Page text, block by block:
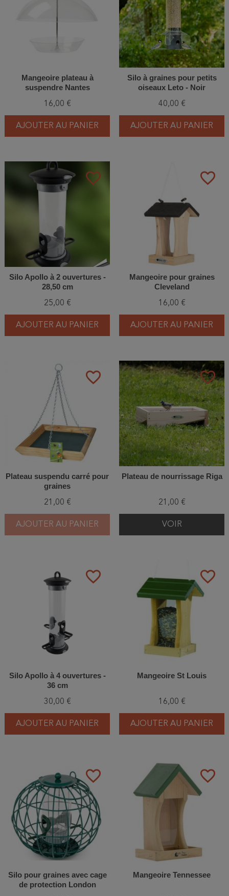
Mangeoire plateau à
suspendre Nantes
16,00 €
AJOUTER AU PANIER
Silo à graines pour petits
oiseaux Leto - Noir
40,00 €
AJOUTER AU PANIER
favorite_border
Silo Apollo à 2 ouvertures -
28,50 cm
25,00 €
AJOUTER AU PANIER
favorite_border
Mangeoire pour graines
Cleveland
16,00 €
AJOUTER AU PANIER
favorite_border
Plateau suspendu carré pour
graines
21,00 €
AJOUTER AU PANIER
favorite_border
Plateau de nourrissage Riga
21,00 €
VOIR
favorite_border
Silo Apollo à 4 ouvertures -
36 cm
30,00 €
AJOUTER AU PANIER
favorite_border
Mangeoire St Louis
16,00 €
AJOUTER AU PANIER
favorite_border
Silo pour graines avec cage
de protection London
favorite_border
Mangeoire Tennessee